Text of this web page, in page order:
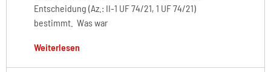
Entscheidung (Az.: II-1 UF 74/21, 1 UF 74/21)
bestimmt. Was war
Weiterlesen